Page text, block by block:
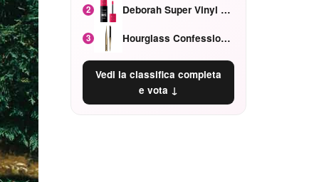
2 Deborah Super Vinyl Shake Rosa Ciliegia
3 Hourglass Confession Ricaricabile Ultra Preciso Ad Alta Intensità Secretly Classic Red
Vedi la classifica completa
e vota ↓